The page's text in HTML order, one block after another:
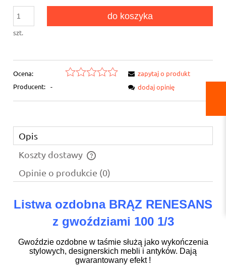
szt.
do koszyka
Ocena:
Producent: -
zapytaj o produkt
dodaj opinię
Opis
Koszty dostawy
Cena nie zawiera ewentualnych kosztów płatności
Opinie o produkcie (0)
Listwa ozdobna BRĄZ RENESANS
z gwoździami 100 1/3
Gwoździe ozdobne w taśmie służą jako wykończenia
stylowych, designerskich mebli i antyków. Dają
gwarantowany efekt !